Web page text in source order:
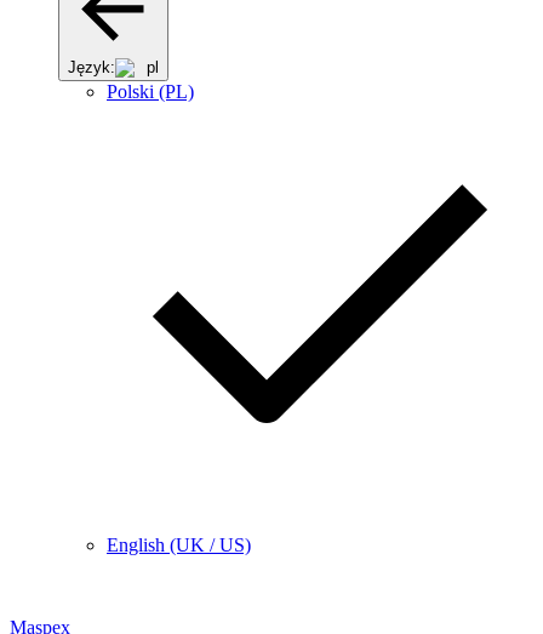
Język: pl
Polski (PL)
English (UK / US)
Maspex